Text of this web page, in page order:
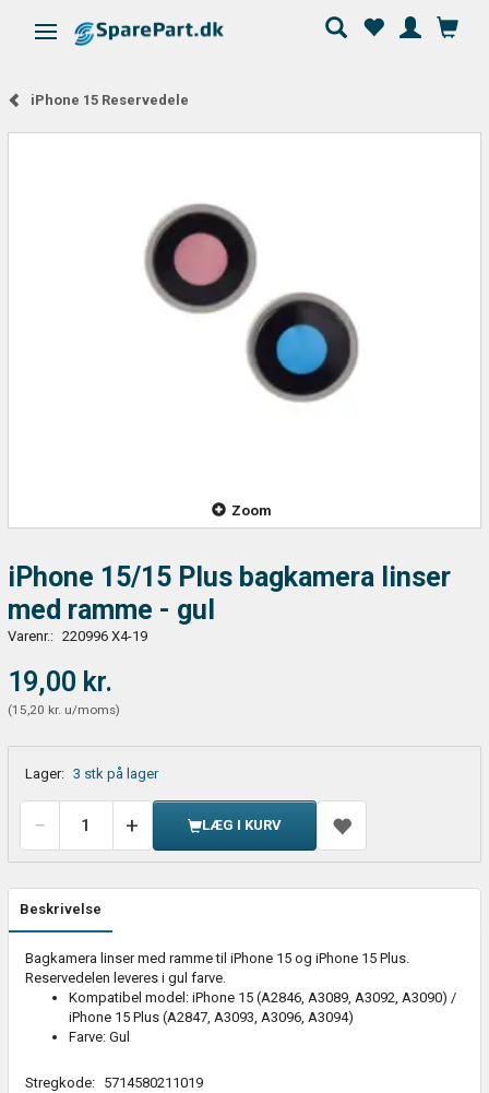
Skifte navigation
iPhone 15 Reservedele
Zoom
iPhone 15/15 Plus bagkamera linser
med ramme - gul
Varenr.: 220996 X4-19
19,00 kr.
(15,20 kr. u/moms)
Lager: 3 stk på lager
LÆG I KURV
Beskrivelse
Bagkamera linser med ramme til iPhone 15 og iPhone 15 Plus.
Reservedelen leveres i gul farve.
Kompatibel model: iPhone 15 (A2846, A3089, A3092, A3090) /
iPhone 15 Plus (A2847, A3093, A3096, A3094)
Farve: Gul
Stregkode: 5714580211019